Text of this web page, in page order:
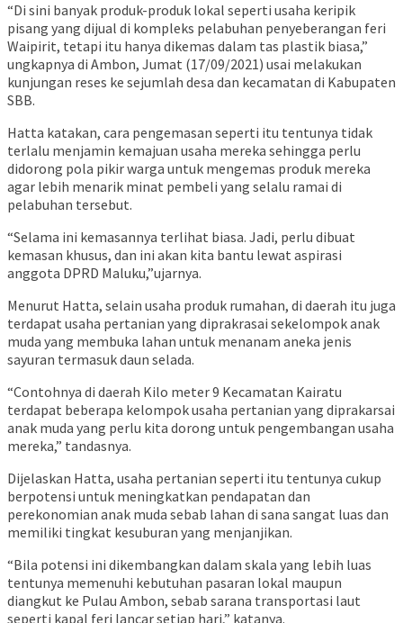
“Di sini banyak produk-produk lokal seperti usaha keripik
pisang yang dijual di kompleks pelabuhan penyeberangan feri
Waipirit, tetapi itu hanya dikemas dalam tas plastik biasa,”
ungkapnya di Ambon, Jumat (17/09/2021) usai melakukan
kunjungan reses ke sejumlah desa dan kecamatan di Kabupaten
SBB.
Hatta katakan, cara pengemasan seperti itu tentunya tidak
terlalu menjamin kemajuan usaha mereka sehingga perlu
didorong pola pikir warga untuk mengemas produk mereka
agar lebih menarik minat pembeli yang selalu ramai di
pelabuhan tersebut.
“Selama ini kemasannya terlihat biasa. Jadi, perlu dibuat
kemasan khusus, dan ini akan kita bantu lewat aspirasi
anggota DPRD Maluku,”ujarnya.
Menurut Hatta, selain usaha produk rumahan, di daerah itu juga
terdapat usaha pertanian yang diprakrasai sekelompok anak
muda yang membuka lahan untuk menanam aneka jenis
sayuran termasuk daun selada.
“Contohnya di daerah Kilo meter 9 Kecamatan Kairatu
terdapat beberapa kelompok usaha pertanian yang diprakarsai
anak muda yang perlu kita dorong untuk pengembangan usaha
mereka,” tandasnya.
Dijelaskan Hatta, usaha pertanian seperti itu tentunya cukup
berpotensi untuk meningkatkan pendapatan dan
perekonomian anak muda sebab lahan di sana sangat luas dan
memiliki tingkat kesuburan yang menjanjikan.
“Bila potensi ini dikembangkan dalam skala yang lebih luas
tentunya memenuhi kebutuhan pasaran lokal maupun
diangkut ke Pulau Ambon, sebab sarana transportasi laut
seperti kapal feri lancar setiap hari,” katanya.